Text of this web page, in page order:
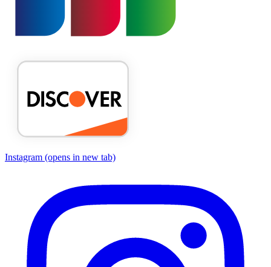
Instagram (opens in new tab)